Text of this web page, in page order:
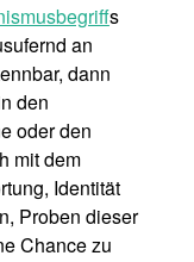
s
an
dann
den
oder den
mit dem
Identität
Proben dieser
Chance zu